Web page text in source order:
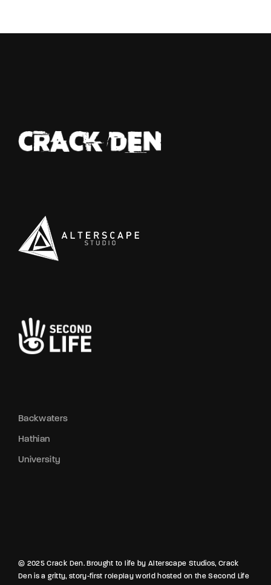
Backwaters
Hathian
University
© 2025 Crack Den. Brought to life by Alterscape Studios, Crack
Den is a gritty, story-first roleplay world hosted on the Second Life